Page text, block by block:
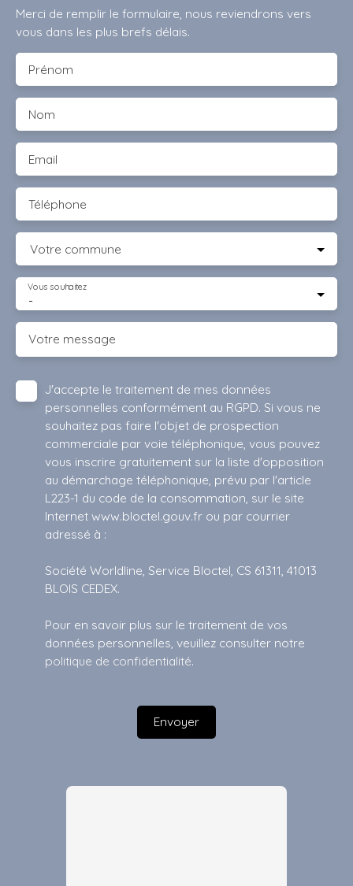
Merci de remplir le formulaire, nous reviendrons vers
vous dans les plus brefs délais.
Prénom
Nom
Email
Téléphone
Votre commune
-
Vous souhaitez
Votre message
J'accepte le traitement de mes données
personnelles conformément au RGPD. Si vous ne
souhaitez pas faire l'objet de prospection
commerciale par voie téléphonique, vous pouvez
vous inscrire gratuitement sur la liste d'opposition
au démarchage téléphonique, prévu par l'article
L223-1 du code de la consommation, sur le site
Internet www.bloctel.gouv.fr ou par courrier
adressé à :
Société Worldline, Service Bloctel, CS 61311, 41013
BLOIS CEDEX.
Pour en savoir plus sur le traitement de vos
données personnelles, veuillez consulter notre
politique de confidentialité.
Envoyer